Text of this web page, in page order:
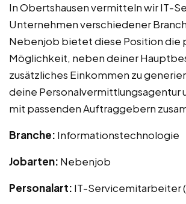
In Obertshausen vermitteln wir IT-
Unternehmen verschiedener
Nebenjob bietet diese Position die
Möglichkeit, neben deiner
zusätzliches Einkommen zu
deine Personalvermittlungsagentur
mit passenden Auftraggebern
Branche: Informationstechnologie
Jobarten: Nebenjob
Personalart: IT-Servicemitarbeiter